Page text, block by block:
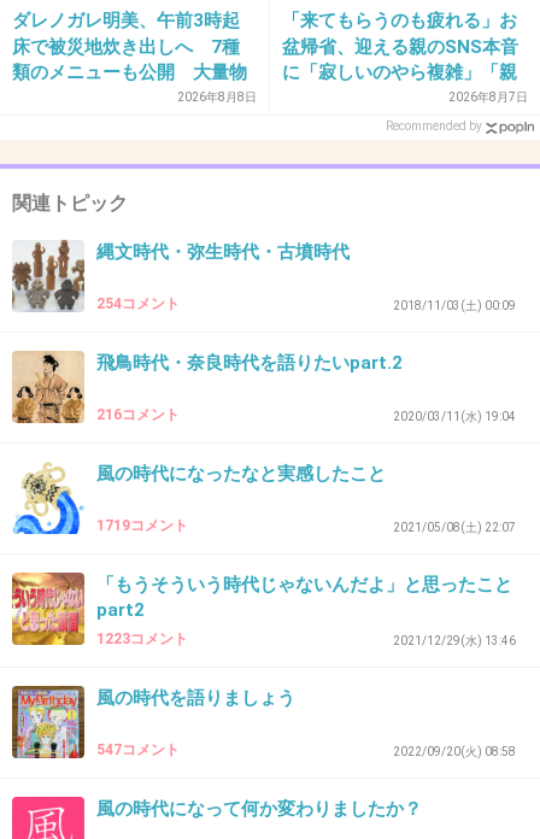
1件の返信
+18 -0
>>5
家族みんな水
30. 匿名2025/05/02(金) 22:58:33
その壺は
買いませんから！
31. 匿名2025/05/02(金) 22:58:46
32. 匿名
ダレノガレ明美、午前3時起
床で被災地炊き出しへ 7種
類のメニューも公開 大量物
2026年8月8日
「来てもらうのも疲れる」お
盆帰省、迎える親のSNS本音
に「寂しいのやら複雑」「親
孝行だと思っていたのに」
2026年8月7日
Recommended by
関連トピック
縄文時代・弥生時代・古墳時代
254コメント 2018/11/03(土) 00:09
飛鳥時代・奈良時代を語りたいpart.2
216コメント 2020/03/11(水) 19:04
風の時代になったなと実感したこと
1719コメント 2021/05/08(土) 22:07
「もうそういう時代じゃないんだよ」と思ったこと
part2
1223コメント 2021/12/29(水) 13:46
風の時代を語りましょう
547コメント 2022/09/20(火) 08:58
風の時代になって何か変わりましたか？